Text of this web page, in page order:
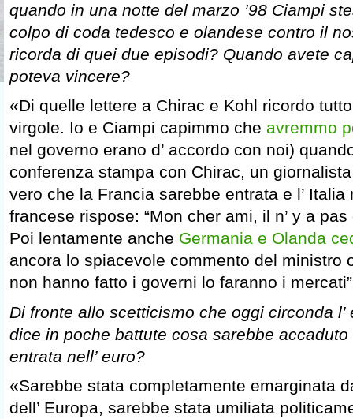
quando in una notte del marzo ’98 Ciampi
colpo di coda tedesco e olandese contro il
ricorda di quei due episodi? Quando avete
poteva vincere?
«Di quelle lettere a Chirac e Kohl ricordo
virgole. Io e Ciampi capimmo che avremmo
nel governo erano d’ accordo con noi)
conferenza stampa con Chirac, un
vero che la Francia sarebbe entrata e l’ Italia
francese rispose: “Mon cher ami, il n’ y a pas
Poi lentamente anche Germania e Olanda
ancora lo spiacevole commento del ministro
non hanno fatto i governi lo faranno i
Di fronte allo scetticismo che oggi circonda l’
dice in poche battute cosa sarebbe accaduto
entrata nell’ euro?
«Sarebbe stata completamente emarginata
dell’ Europa, sarebbe stata umiliata